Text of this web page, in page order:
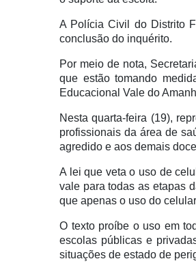
A Polícia Civil do Distrito
conclusão do inquérito.
Por meio de nota,
que estão tomando
Educacional Vale do
Nesta quarta-feira (19),
profissionais da área de
agredido e aos demais
A lei que veta o uso de
vale para todas as etapas
que apenas o uso do
O texto proíbe o uso em
escolas públicas e
situações de estado de